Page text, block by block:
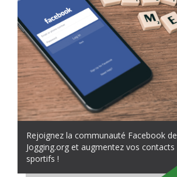
Rejoignez la communauté Facebook de
Jogging.org et augmentez vos contacts
sportifs !